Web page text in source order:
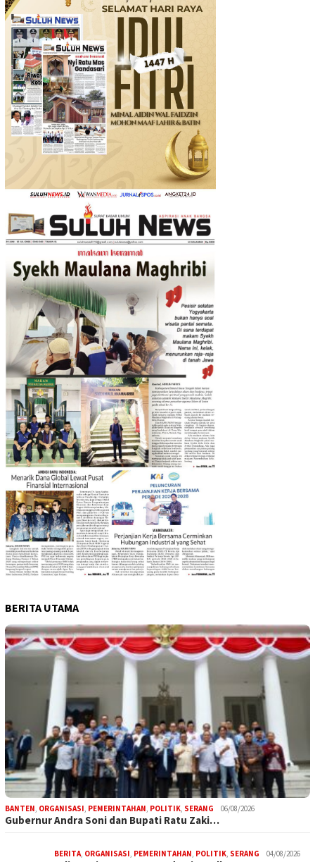
BERITA UTAMA
BANTEN, ORGANISASI, PEMERINTAHAN, POLITIK, SERANG 06/08/2026
Gubernur Andra Soni dan Bupati Ratu Zaki…
BERITA, ORGANISASI, PEMERINTAHAN, POLITIK, SERANG 04/08/2026